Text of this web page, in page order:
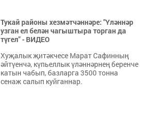
Тукай районы хезмәтчәннәре: "Үләннәр
узган ел белән чагыштыра торган да
түгел" - ВИДЕО
Хуҗалык җитәкчесе Марат Сафинның
әйтүенчә, күпьеллык үләннәрнең беренче
катын чабып, базларга 3500 тонна
сенаж салып куйганнар.